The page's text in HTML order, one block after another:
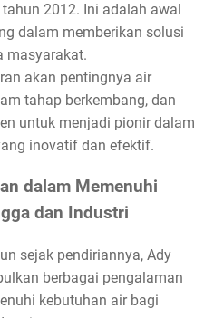
2012. Ini adalah awal
dalam memberikan solusi
masyarakat.
akan pentingnya air
tahap berkembang, dan
untuk menjadi pionir dalam
inovatif dan efektif.
dalam Memenuhi
dan Industri
sejak pendiriannya, Ady
berbagai pengalaman
kebutuhan air bagi